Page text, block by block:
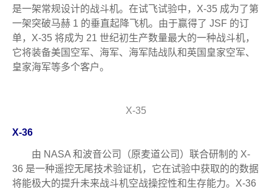
是一架常规设计的战斗机。在试飞试验中，X-35 成为了第
一架突破马赫 1 的垂直起降飞机。由于赢得了 JSF 的订
单，X-35 将成为 21 世纪初生产数量最大的一种战斗机，
它将装备美国空军、海军、海军陆战队和英国皇家空军、
皇家海军等多个客户。
X-35
X-36
由 NASA 和波音公司（原麦道公司）联合研制的 X-
36 是一种遥控无尾技术验证机，它在试验中获取的的数据
将能极大的提升未来战斗机空战操控性和生存能力。X-36